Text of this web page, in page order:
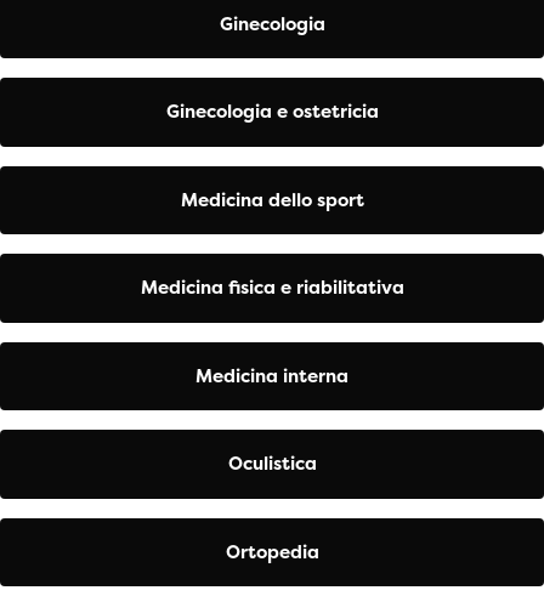
Ginecologia
Ginecologia e ostetricia
Medicina dello sport
Medicina fisica e riabilitativa
Medicina interna
Oculistica
Ortopedia